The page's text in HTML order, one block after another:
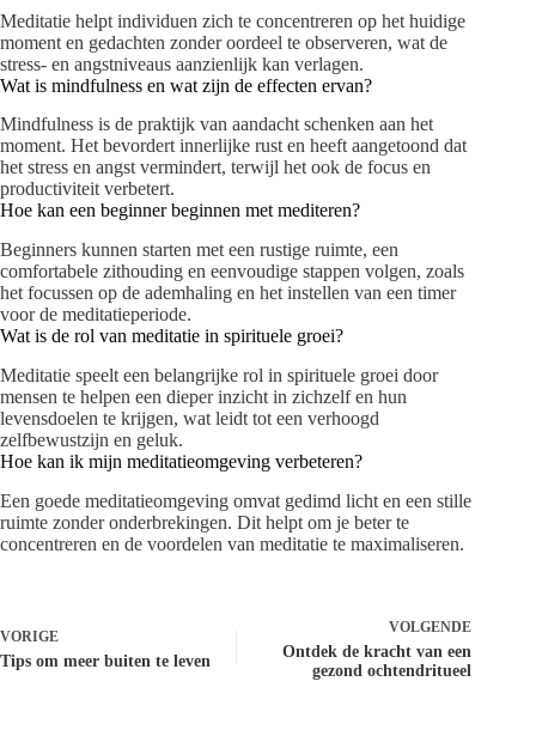
Meditatie helpt individuen zich te concentreren op het huidige
moment en gedachten zonder oordeel te observeren, wat de
stress- en angstniveaus aanzienlijk kan verlagen.
Wat is mindfulness en wat zijn de effecten ervan?
Mindfulness is de praktijk van aandacht schenken aan het
moment. Het bevordert innerlijke rust en heeft aangetoond dat
het stress en angst vermindert, terwijl het ook de focus en
productiviteit verbetert.
Hoe kan een beginner beginnen met mediteren?
Beginners kunnen starten met een rustige ruimte, een
comfortabele zithouding en eenvoudige stappen volgen, zoals
het focussen op de ademhaling en het instellen van een timer
voor de meditatieperiode.
Wat is de rol van meditatie in spirituele groei?
Meditatie speelt een belangrijke rol in spirituele groei door
mensen te helpen een dieper inzicht in zichzelf en hun
levensdoelen te krijgen, wat leidt tot een verhoogd
zelfbewustzijn en geluk.
Hoe kan ik mijn meditatieomgeving verbeteren?
Een goede meditatieomgeving omvat gedimd licht en een stille
ruimte zonder onderbrekingen. Dit helpt om je beter te
concentreren en de voordelen van meditatie te maximaliseren.
VORIGE
Tips om meer buiten te leven
VOLGENDE
Ontdek de kracht van een
gezond ochtendritueel